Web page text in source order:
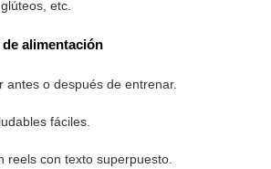
etc.
alimentación
antes o después de entrenar.
fáciles.
reels con texto superpuesto.